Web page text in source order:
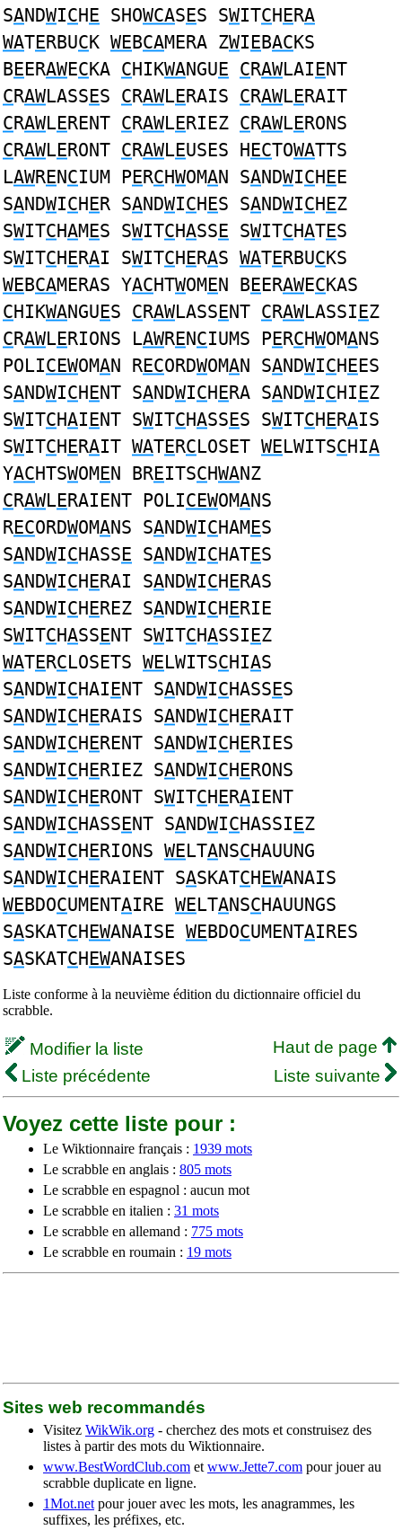
SANDWICHE SHOWCASES SWITCHERA
WATERBUCK WEBCAMERA ZWIEBACKS
BEERAWECKA CHIKWANGUE CRAWLAIENT
CRAWLASSES CRAWLERAIS CRAWLERAIT
CRAWLERENT CRAWLERIEZ CRAWLERONS
CRAWLERONT CRAWLEUSES HECTOWATTS
LAWRENCIUM PERCHWOMAN SANDWICHEE
SANDWICHER SANDWICHES SANDWICHEZ
SWITCHAMES SWITCHASSE SWITCHATES
SWITCHERAI SWITCHERAS WATERBUCKS
WEBCAMERAS YACHTWOMEN BEERAWECKAS
CHIKWANGUES CRAWLASSENT CRAWLASSIEZ
CRAWLERIONS LAWRENCIUMS PERCHWOMANS
POLICEWOMAN RECORDWOMAN SANDWICHEES
SANDWICHENT SANDWICHERA SANDWICHIEZ
SWITCHAIENT SWITCHASSES SWITCHERAIS
SWITCHERAIT WATERCLOSET WELWITSCHIA
YACHTSWOMEN BREITSCHWANZ
CRAWLERAIENT POLICEWOMANS
RECORDWOMANS SANDWICHAMES
SANDWICHASSE SANDWICHATES
SANDWICHERAI SANDWICHERAS
SANDWICHEREZ SANDWICHERIE
SWITCHASSENT SWITCHASSIEZ
WATERCLOSETS WELWITSCHIAS
SANDWICHAIENT SANDWICHASSES
SANDWICHERAIS SANDWICHERAIT
SANDWICHERENT SANDWICHERIES
SANDWICHERIEZ SANDWICHERONS
SANDWICHERONT SWITCHERAIENT
SANDWICHASSENT SANDWICHASSIEZ
SANDWICHERIONS WELTANSCHAUUNG
SANDWICHERAIENT SASKATCHEWANAIS
WEBDOCUMENTAIRE WELTANSCHAUUNGS
SASKATCHEWANAISE WEBDOCUMENTAIRES
SASKATCHEWANAISES
Liste conforme à la neuvième édition du dictionnaire officiel du
scrabble.
Modifier la liste
Haut de page
Liste précédente
Liste suivante
Voyez cette liste pour :
Le Wiktionnaire français : 1939 mots
Le scrabble en anglais : 805 mots
Le scrabble en espagnol : aucun mot
Le scrabble en italien : 31 mots
Le scrabble en allemand : 775 mots
Le scrabble en roumain : 19 mots
Sites web recommandés
Visitez WikWik.org - cherchez des mots et construisez des
listes à partir des mots du Wiktionnaire.
www.BestWordClub.com et www.Jette7.com pour jouer au
scrabble duplicate en ligne.
1Mot.net pour jouer avec les mots, les anagrammes, les
suffixes, les préfixes, etc.